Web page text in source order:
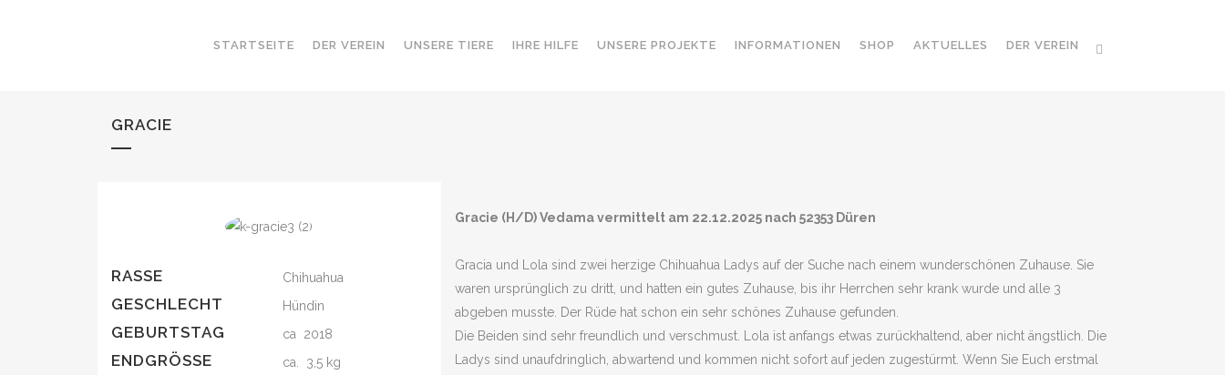
STARTSEITE DER VEREIN UNSERE TIERE IHRE HILFE UNSERE PROJEKTE INFORMATIONEN SHOP AKTUELLES DER VEREIN
GRACIE
RASSE Chihuahua
GESCHLECHT Hündin
GEBURTSTAG ca 2018
ENDGRÖSSE ca. 3,5 kg
Gracie (H/D) Vedama vermittelt am 22.12.2025 nach 52353 Düren
Gracia und Lola sind zwei herzige Chihuahua Ladys auf der Suche nach einem wunderschönen Zuhause. Sie
waren ursprünglich zu dritt, und hatten ein gutes Zuhause, bis ihr Herrchen sehr krank wurde und alle 3
abgeben musste. Der Rüde hat schon ein sehr schönes Zuhause gefunden.
Die Beiden sind sehr freundlich und verschmust. Lola ist anfangs etwas zurückhaltend, aber nicht ängstlich. Die
Ladys sind unaufdringlich, abwartend und kommen nicht sofort auf jeden zugestürmt. Wenn Sie Euch erstmal